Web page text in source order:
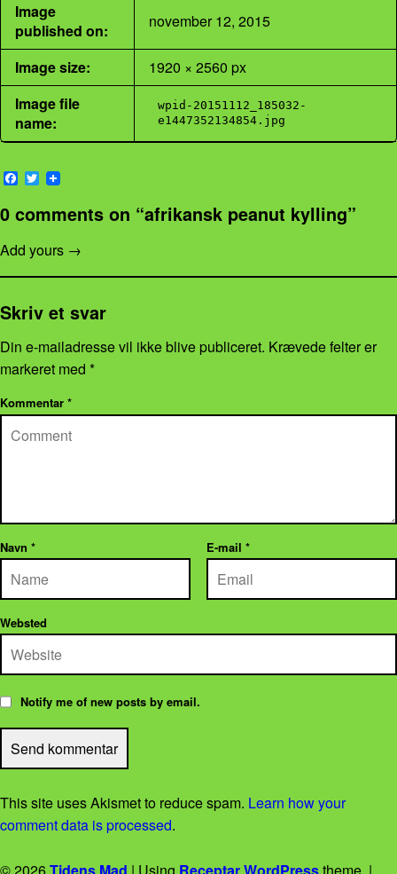
Image
published on:
november 12, 2015
Image size:
1920 × 2560 px
Image file
name:
wpid-20151112_185032-
e1447352134854.jpg
F
a
c
e
o
k
T
w
i
t
e
0 comments on “afrikansk peanut kylling”
Add yours →
Skriv et svar
Din e-mailadresse vil ikke blive publiceret. Krævede felter er
markeret med *
Kommentar *
Navn * E-mail *
Websted
Notify me of new posts by email.
This site uses Akismet to reduce spam. Learn how your
comment data is processed.